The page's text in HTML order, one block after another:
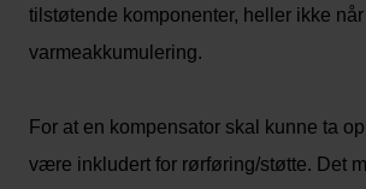
tilstøtende komponenter, heller ikke
varmeakkumulering.
For at en kompensator skal kunne ta
være inkludert for rørføring/støtte. Det